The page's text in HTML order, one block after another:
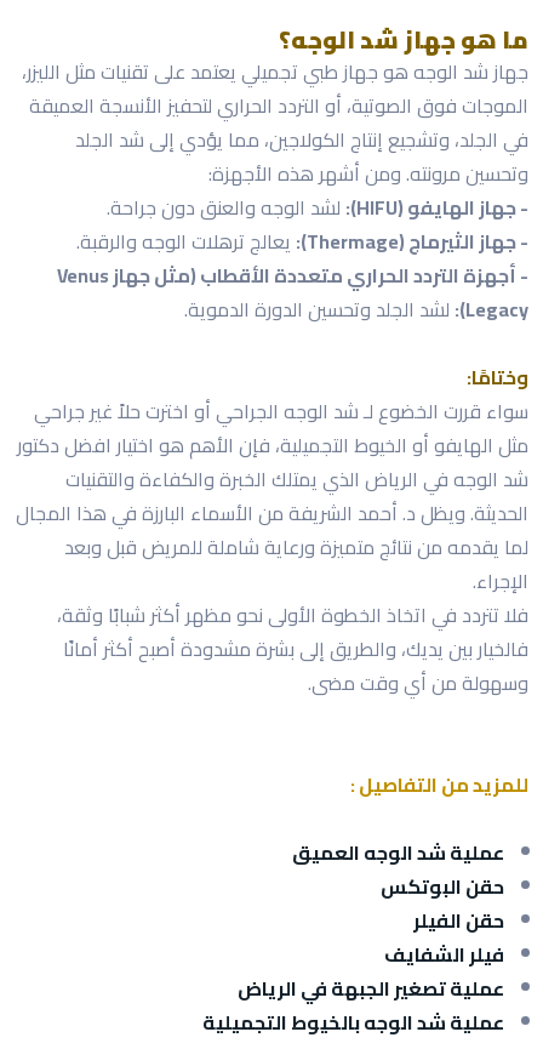
ما هو جهاز شد الوجه؟
جهاز شد الوجه هو جهاز طبي تجميلي يعتمد على تقنيات مثل الليزر،
الموجات فوق الصوتية، أو التردد الحراري لتحفيز الأنسجة العميقة
في الجلد، وتشجيع إنتاج الكولاجين، مما يؤدي إلى شد الجلد
وتحسين مرونته. ومن أشهر هذه الأجهزة:
- جهاز الهايفو (HIFU):
لشد الوجه والعنق دون جراحة.
- جهاز الثيرماج (Thermage):
يعالج ترهلات الوجه والرقبة.
- أجهزة التردد الحراري متعددة الأقطاب (مثل جهاز Venus
Legacy): لشد الجلد وتحسين الدورة الدموية.
وختامًا:
سواء قررت الخضوع لـ شد الوجه الجراحي أو اخترت حلاً غير جراحي
مثل الهايفو أو الخيوط التجميلية، فإن الأهم هو اختيار افضل دكتور
شد الوجه في الرياض الذي يمتلك الخبرة والكفاءة والتقنيات
الحديثة. ويظل د. أحمد الشريفة من الأسماء البارزة في هذا المجال
لما يقدمه من نتائج متميزة ورعاية شاملة للمريض قبل وبعد
الإجراء.
فلا تتردد في اتخاذ الخطوة الأولى نحو مظهر أكثر شبابًا وثقة،
فالخيار بين يديك، والطريق إلى بشرة مشدودة أصبح أكثر أمانًا
وسهولة من أي وقت مضى.
للمزيد من التفاصيل :
عملية شد الوجه العميق
حقن البوتكس
حقن الفيلر
فيلر الشفايف
عملية تصغير الجبهة في الرياض
عملية شد الوجه بالخيوط التجميلية